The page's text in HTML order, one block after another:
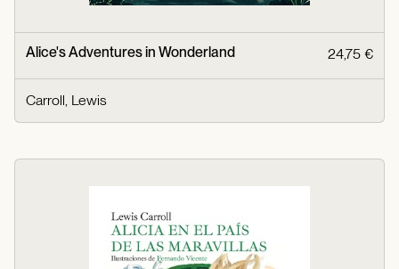
Alice's Adventures in Wonderland 24,75 €
Carroll, Lewis